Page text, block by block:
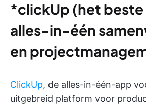
*clickUp (het
alles-in-één
en
ClickUp, de alles-in-één-app
uitgebreid platform voor